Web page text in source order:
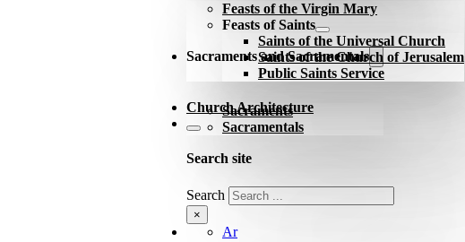
Feasts of the Virgin Mary
Feasts of Saints
Saints of the Universal Church
Saints of the Church of Jerusalem
Public Saints Service
Sacraments and Sacramentals
Sacraments
Sacramentals
Church Architecture
Search site
Search
×
Ar